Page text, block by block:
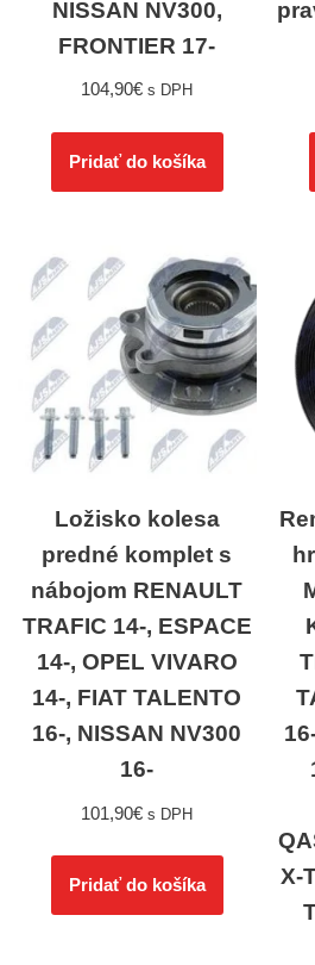
NISSAN NV300,
FRONTIER 17-
104,90€ s DPH
Pridať do košíka
Ložisko kolesa
predné komplet s
nábojom RENAULT
TRAFIC 14-, ESPACE
14-, OPEL VIVARO
14-, FIAT TALENTO
16-, NISSAN NV300
16-
101,90€ s DPH
Pridať do košíka
X-